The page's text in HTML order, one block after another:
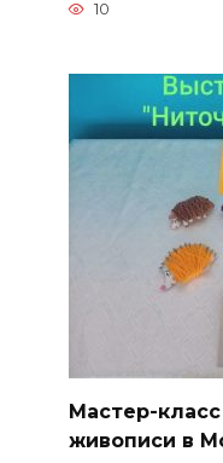
10
Мастер-
живописи в